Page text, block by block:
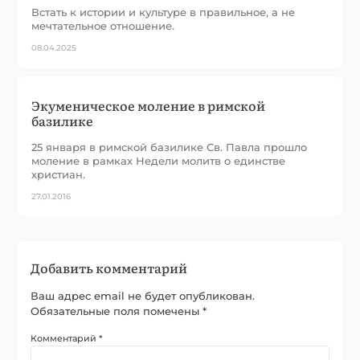
Встать к истории и культуре в правильное, а не
мечтательное отношение.
08.04.2025
Экуменическое моление в римской
базилике
25 января в римской базилике Св. Павла прошло
моление в рамках Недели молитв о единстве
христиан.
27.01.2016
Добавить комментарий
Ваш адрес email не будет опубликован.
Обязательные поля помечены*
Комментарий*